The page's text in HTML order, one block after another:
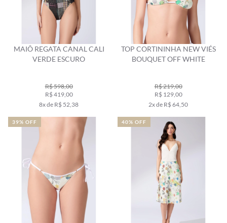
MAIÔ REGATA CANAL CALI
VERDE ESCURO
R$ 598,00
R$ 419,00
8x de R$ 52,38
TOP CORTININHA NEW VIÉS
BOUQUET OFF WHITE
R$ 219,00
R$ 129,00
2x de R$ 64,50
39% OFF 40% OFF